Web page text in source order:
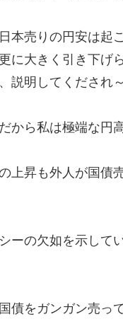
本売りの円安は起
に大きく引き下げ
説明してくだされ～
から私は極端な円
上昇も外人が国債
ーの欠如を示して
債をガンガン売っ